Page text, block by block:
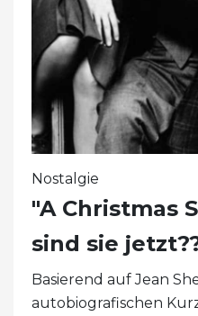
Nostalgie
"A Christmas
sind sie
Basierend auf Jean
autobiografischen